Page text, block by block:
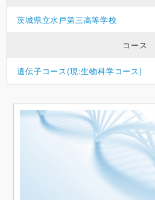
茨城県立水戸第三高等学校
コース
遺伝子コース(現:生物科学コース)